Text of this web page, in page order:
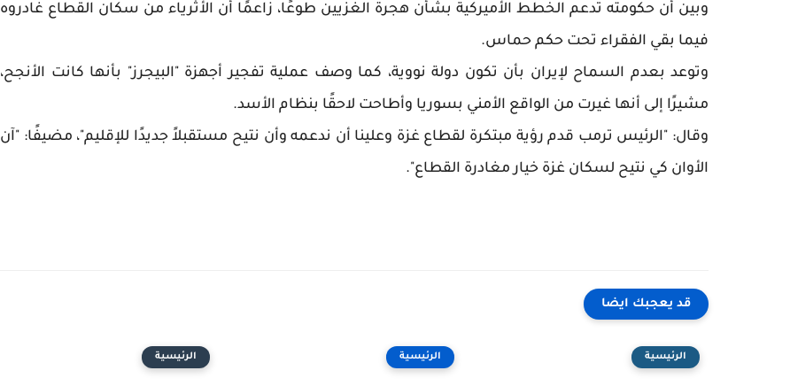
وبين أن حكومته تدعم الخطط الأميركية بشأن هجرة الغزيين طوعًا، زاعمًا أن الأثرياء من سكان القطاع غادروه
فيما بقي الفقراء تحت حكم حماس.
وتوعد بعدم السماح لإيران بأن تكون دولة نووية، كما وصف عملية تفجير أجهزة "البيجرز" بأنها كانت الأنجح،
مشيرًا إلى أنها غيرت من الواقع الأمني بسوريا وأطاحت لاحقًا بنظام الأسد.
وقال: "الرئيس ترمب قدم رؤية مبتكرة لقطاع غزة وعلينا أن ندعمه وأن نتيح مستقبلاً جديدًا للإقليم"، مضيفًا: "آن
الأوان كي نتيح لسكان غزة خيار مغادرة القطاع".
قد يعجبك ايضا
الرئيسية الرئيسية الرئيسية